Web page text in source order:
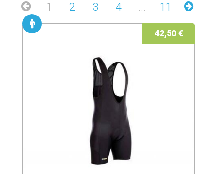
1 2 3 4 ... 11
42,50 €